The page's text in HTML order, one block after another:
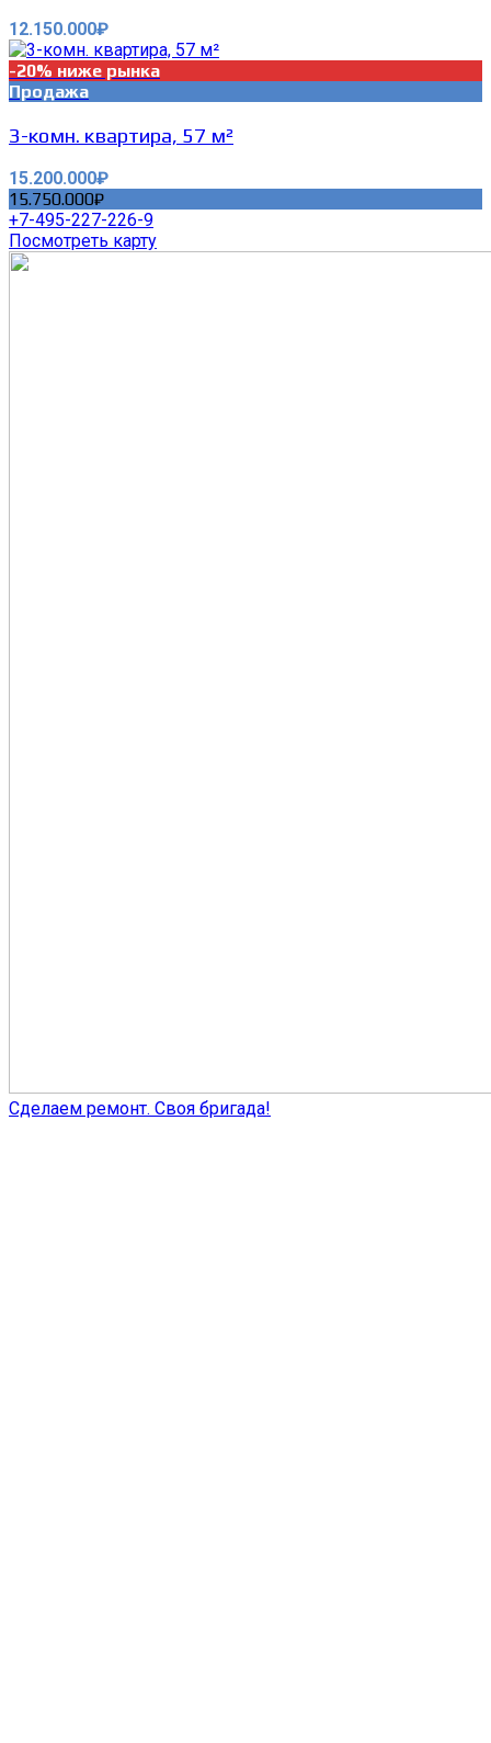
12.150.000₽
-20% ниже рынка
Продажа
3-комн. квартира, 57 м²
15.200.000₽
15.750.000₽
+7-495-227-226-9
Посмотреть карту
Сделаем ремонт. Своя бригада!